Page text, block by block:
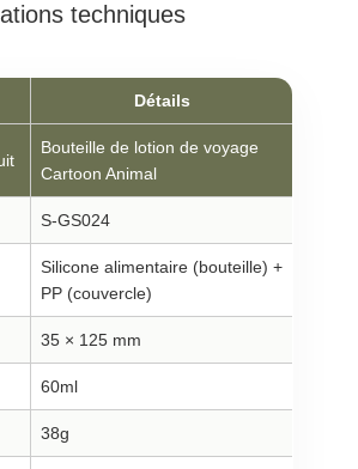
techniques
Détails
Bouteille de lotion de voyage
Cartoon Animal
S-GS024
Silicone alimentaire (bouteille) +
PP (couvercle)
35 × 125 mm
60ml
38g